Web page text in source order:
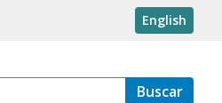
English
Buscar